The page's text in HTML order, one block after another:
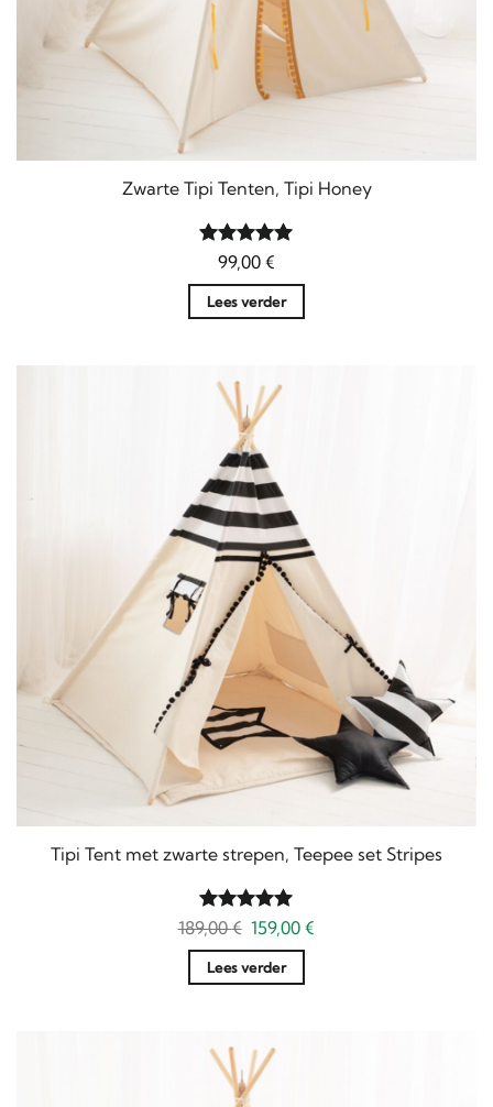
Zwarte Tipi Tenten, Tipi Honey
Gewaardeerd
99,00 €
Lees verder
Tipi Tent met zwarte strepen, Teepee set Stripes
Gewaardeerd
189,00€ Oorspronkelijke
prijs
was:
189,00 €.
159,00€
Lees verder